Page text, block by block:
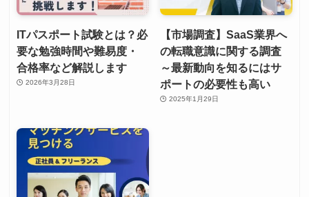
ITパスポート試験とは？必
要な勉強時間や難易度・
合格率など解説します
2026年3月28日
【市場調査】SaaS業界へ
の転職意識に関する調査
～最新動向を知るにはサ
ポートの必要性も高い
2025年1月29日